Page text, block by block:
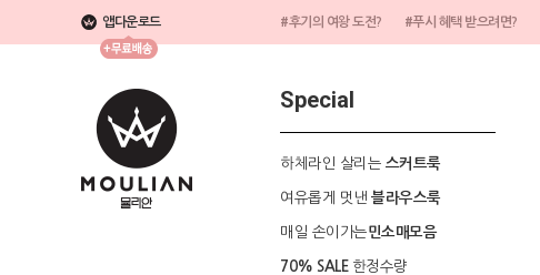
앱다운로드 #후기의 여왕 도전? #푸시 혜택 받으려면?
Special
하체라인 살리는 스커트룩
여유롭게 멋낸 블라우스룩
매일 손이가는민소매모음
70% SALE 한정수량